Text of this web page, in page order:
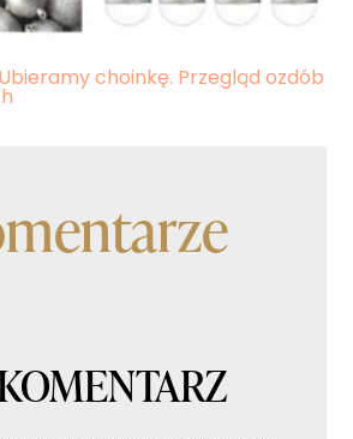
Ubieramy choinkę. Przegląd ozdób